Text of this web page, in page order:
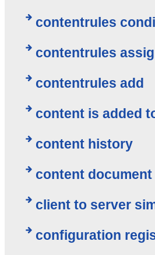
contentrules
contentrules
contentrules add
content is added
content history
content document
client to server
configuration